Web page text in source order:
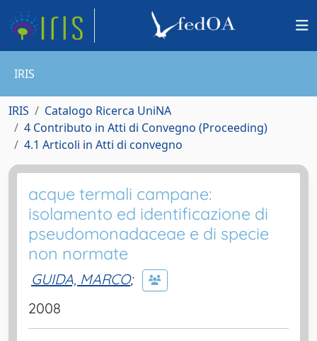
IRIS
IRIS
Catalogo Ricerca UniNA
4 Contributo in Atti di Convegno (Proceeding)
4.1 Articoli in Atti di convegno
acque termali campane:
isolamento ed identificazione di
pseudomonadaceae e di specie
non normate
GUIDA, MARCO;
2008